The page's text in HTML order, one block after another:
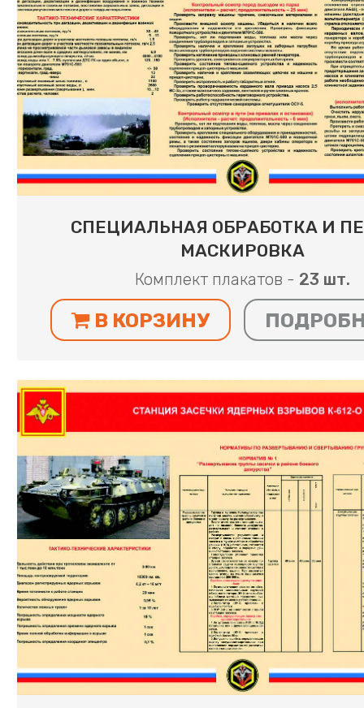
СПЕЦИАЛЬНАЯ ОБРАБОТКА И
МАСКИРОВКА
Комплект плакатов - 23 шт.
В КОРЗИНУ